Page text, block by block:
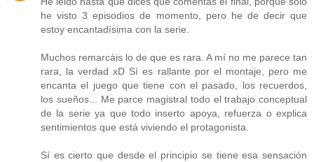
he visto 3 episodios de momento, pero he de decir que
estoy encantadísima con la serie.
Muchos remarcáis lo de que es rara. A mí no me parece tan
rara, la verdad xD Sí es rallante por el montaje, pero me
encanta el juego que tiene con el pasado, los recuerdos,
los sueños... Me parce magistral todo el trabajo conceptual
de la serie ya que todo inserto apoya, refuerza o explica
sentimientos que está viviendo el protagonista.
Sí es cierto que desde el principio se tiene esa sensación